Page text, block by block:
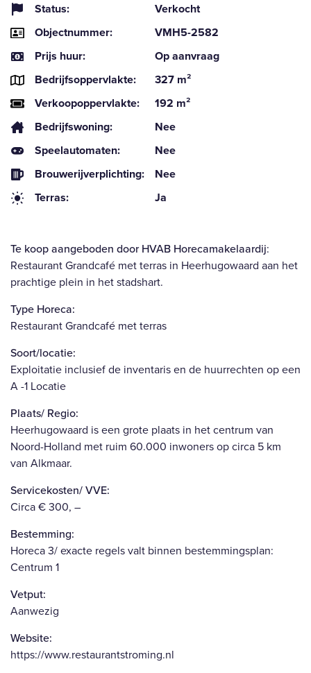
Status:
Verkocht
Objectnummer:
VMH5-2582
Prijs huur:
Op aanvraag
Bedrijfsoppervlakte:
327 m²
Verkoopoppervlakte:
192 m²
Bedrijfswoning:
Nee
Speelautomaten:
Nee
Brouwerijverplichting:
Nee
Terras:
Ja
Te koop aangeboden door HVAB Horecamakelaardij:
Restaurant Grandcafé met terras in Heerhugowaard aan het
prachtige plein in het stadshart.
Type Horeca:
Restaurant Grandcafé met terras
Soort/locatie:
Exploitatie inclusief de inventaris en de huurrechten op een
A -1 Locatie
Plaats/ Regio:
Heerhugowaard is een grote plaats in het centrum van
Noord-Holland met ruim 60.000 inwoners op circa 5 km
van Alkmaar.
Servicekosten/ VVE:
Circa € 300, –
Bestemming:
Horeca 3/ exacte regels valt binnen bestemmingsplan:
Centrum 1
Vetput:
Aanwezig
Website:
https://www.restaurantstroming.nl